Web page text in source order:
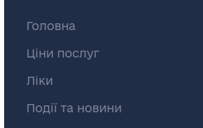
Головна
Ціни послуг
Ліки
Події та новини